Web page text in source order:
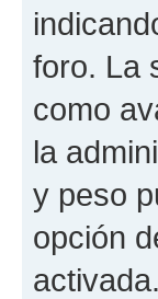
foro. La
como
la
y peso
opción
activada.